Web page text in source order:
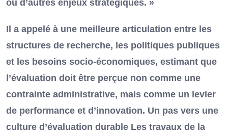
ou d’autres enjeux stratégiques. »
Il a appelé à une meilleure articulation entre les
structures de recherche, les politiques publiques
et les besoins socio-économiques, estimant que
l’évaluation doit être perçue non comme une
contrainte administrative, mais comme un levier
de performance et d’innovation. Un pas vers une
culture d’évaluation durable Les travaux de la